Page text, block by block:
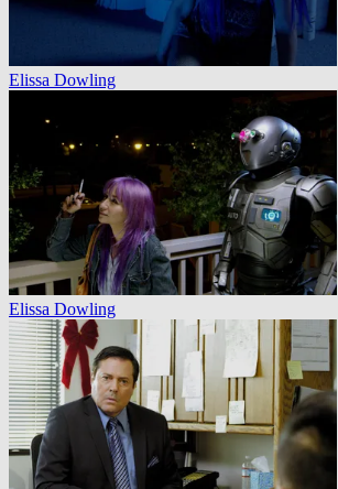
Elissa Dowling
Elissa Dowling